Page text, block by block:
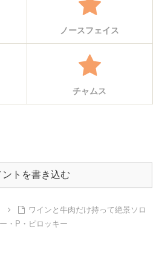
ノースフェイス
チャムス
ントを書き込む
ワインと牛肉だけ持って絶景ソロ
・P・ピロッキー